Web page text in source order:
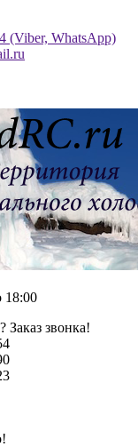
(Viber, WhatsApp)
18:00
Заказ звонка!